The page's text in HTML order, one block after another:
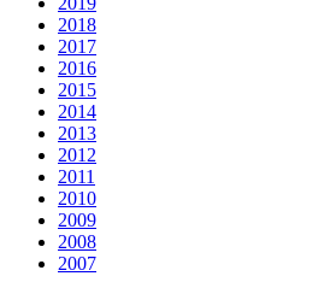
2018
2017
2016
2015
2014
2013
2012
2011
2010
2009
2008
2007